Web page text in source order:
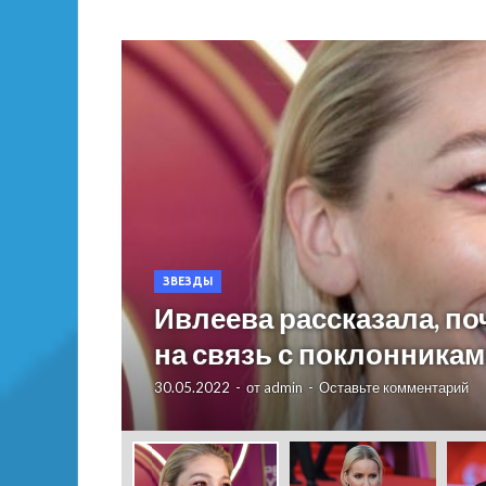
ЗВЕЗДЫ
Ивлеева рассказала,
на связь с
30.05.2022 - от admin - Оставьте комментарий